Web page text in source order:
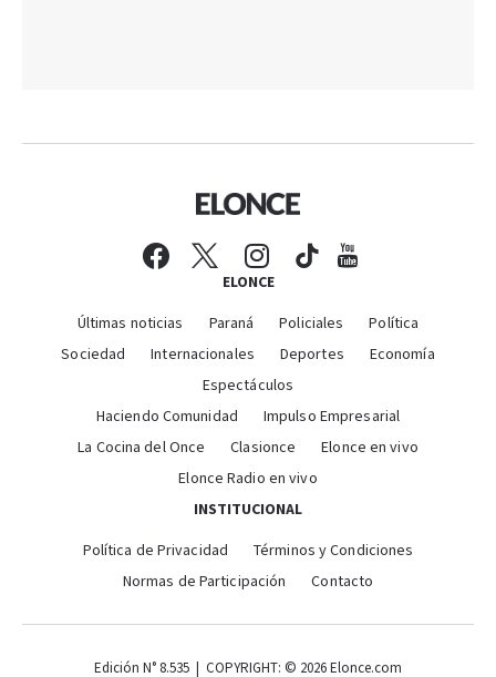
ELONCE
Últimas noticias Paraná Policiales
Política
Sociedad
Internacionales Deportes
Economía
Espectáculos
Haciendo Comunidad
Impulso Empresarial
La Cocina del Once
Clasionce
Elonce en vivo
Elonce Radio en vivo
INSTITUCIONAL
Política de Privacidad
Términos y Condiciones
Normas de Participación
Contacto
Edición N° 8.535 | COPYRIGHT: © 2026 Elonce.com